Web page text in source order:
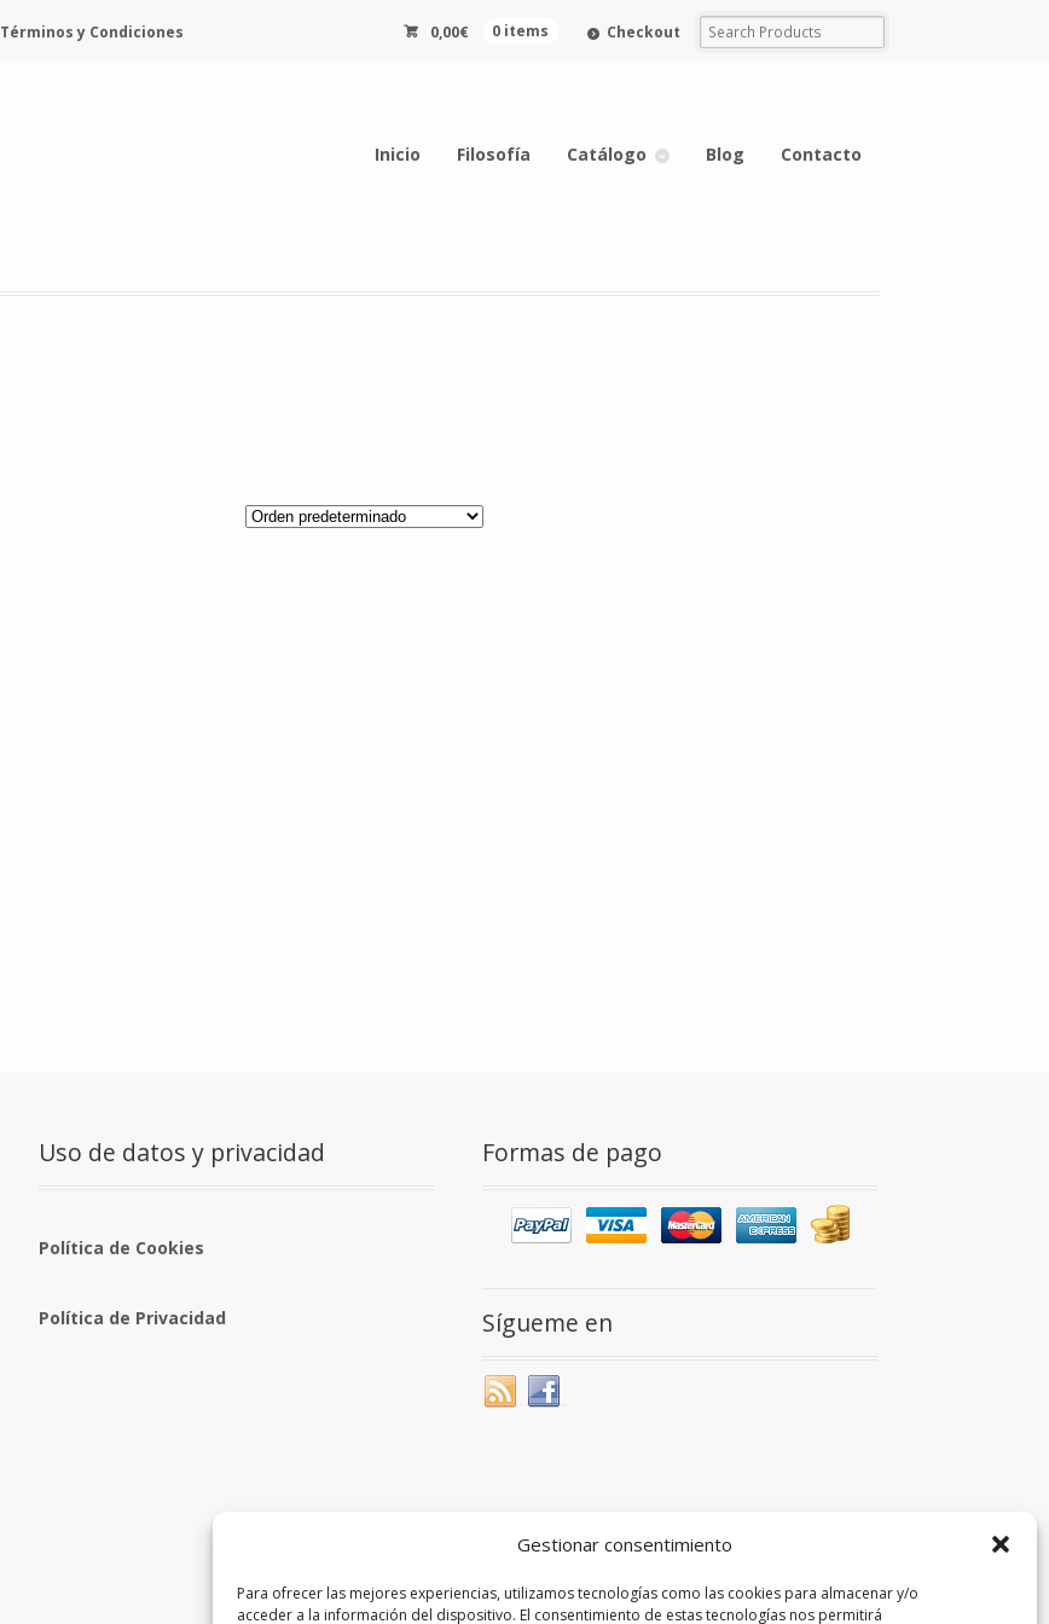
Gestionar consentimiento
Para ofrecer las mejores experiencias, utilizamos tecnologías como las cookies para almacenar y/o
acceder a la información del dispositivo. El consentimiento de estas tecnologías nos permitirá
Términos y Condiciones 0,00€ 0 items Checkout
Inicio Filosofía Catálogo Blog Contacto
Uso de datos y privacidad
Política de Cookies
Política de Privacidad
Formas de pago
Sígueme en